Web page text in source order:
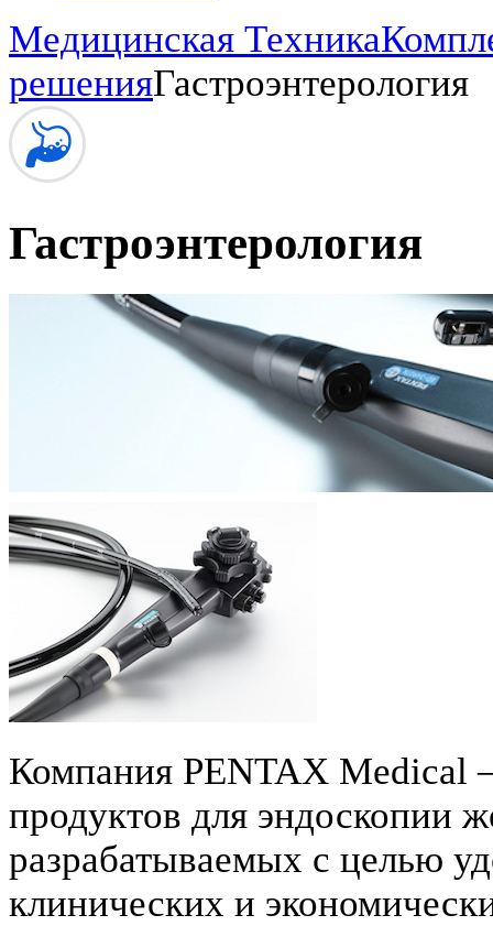
Медицинская Техника
решенияГастроэнтерология
Гастроэнтерология
Компания PENTAX Medical
продуктов для эндоскопии
разрабатываемых с целью
клинических и